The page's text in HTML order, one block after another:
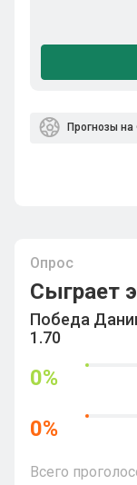
Прогнозы
Опрос
Сыграет
Победа
1.70
0%
0%
Всего